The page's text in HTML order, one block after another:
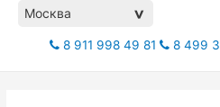
Москва >
8 911 998 49 81 8 499